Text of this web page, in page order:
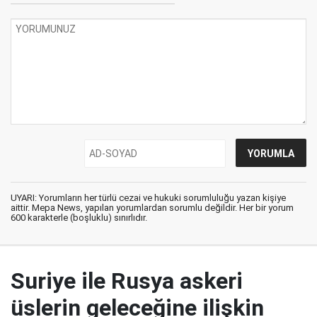
UYARI: Yorumların her türlü cezai ve hukuki sorumluluğu yazan kişiye
aittir. Mepa News, yapılan yorumlardan sorumlu değildir. Her bir yorum
600 karakterle (boşluklu) sınırlıdır.
Suriye ile Rusya askeri
üslerin geleceğine ilişkin